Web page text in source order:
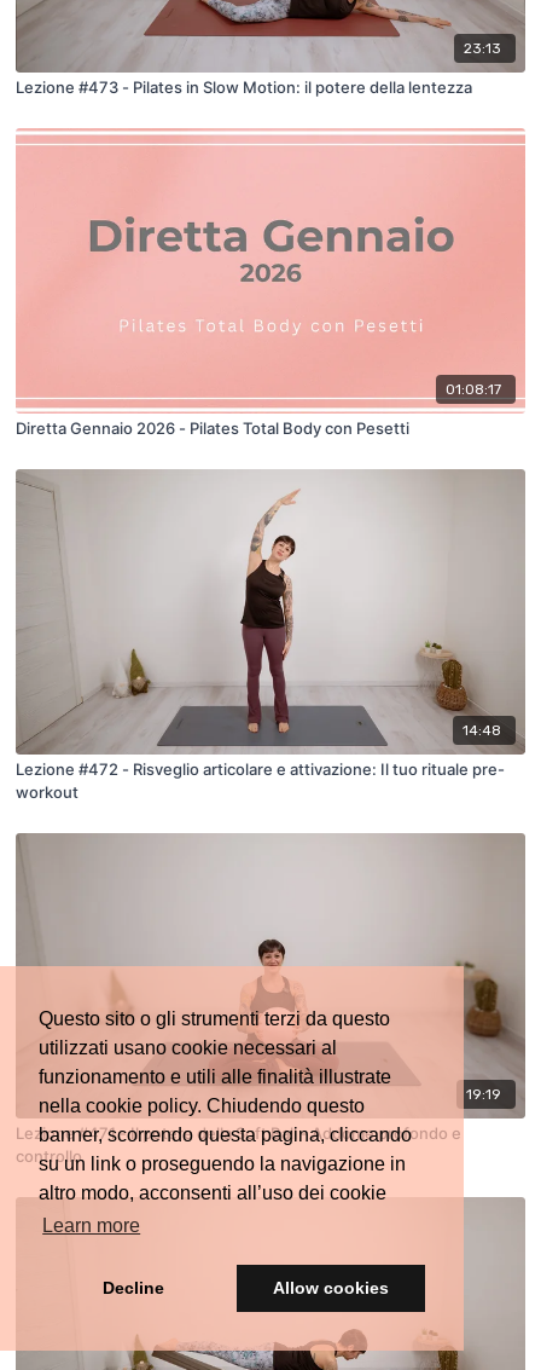
Questo sito o gli strumenti terzi da questo
utilizzati usano cookie necessari al
funzionamento e utili alle finalità illustrate
nella cookie policy. Chiudendo questo
banner, scorrendo questa pagina, cliccando
su un link o proseguendo la navigazione in
altro modo, acconsenti all’uso dei cookie
Learn more
Decline Allow cookies
23:13
Lezione #473 - Pilates in Slow Motion: il potere della lentezza
01:08:17
Diretta Gennaio 2026 - Pilates Total Body con Pesetti
14:48
Lezione #472 - Risveglio articolare e attivazione: Il tuo rituale pre-
workout
19:19
Lezione #471 - Il potere della Soft Ball - Addome profondo e
controllo